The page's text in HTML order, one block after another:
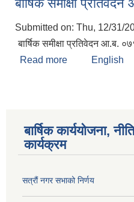
बार्षिक समीक्षा
Submitted on: Thu, 12/31/
बार्षिक समीक्षा प्रतिवेदन आ.ब.
Read more about बार्षिक
English
बार्षिक कार्ययोजना,
कार्यक्रम
सत्रौं नगर सभाको निर्णय